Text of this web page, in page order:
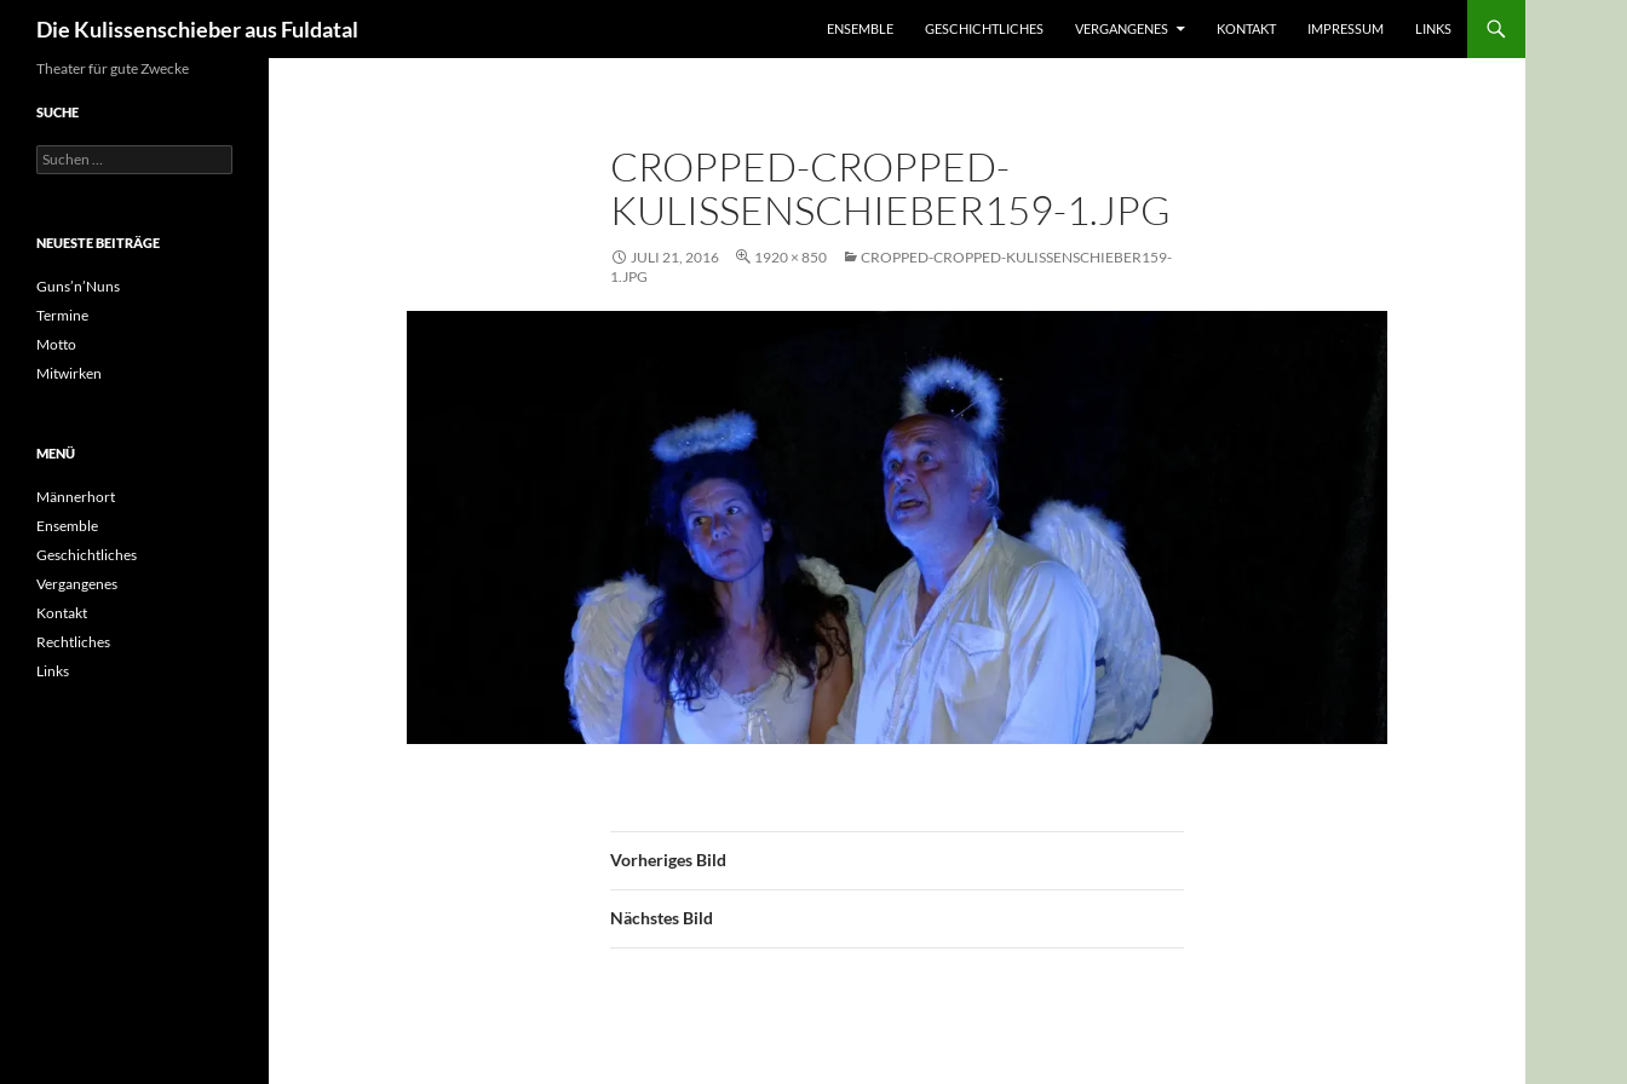
Zum
Die Kulissenschieber aus Fuldatal ENSEMBLE GESCHICHTLICHES VERGANGENES KONTAKT IMPRESSUM LINKS
CROPPED-CROPPED-
KULISSENSCHIEBER159-1.JPG
JULI 21, 2016 1920 × 850
CROPPED-CROPPED-KULISSENSCHIEBER159-
1.JPG
Vorheriges Bild
Nächstes Bild
Theater für gute Zwecke
SUCHE
Suchen
nach:
NEUESTE BEITRÄGE
Guns’n’Nuns
Termine
Motto
Mitwirken
MENÜ
Männerhort
Ensemble
Geschichtliches
Vergangenes
Kontakt
Rechtliches
Links